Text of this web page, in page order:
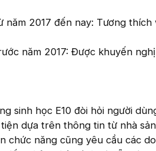
năm 2017 đến nay: Tương thích
năm 2017: Được khuyến
sinh học E10 đòi hỏi người
dựa trên thông tin từ nhà
chức năng cũng yêu cầu các